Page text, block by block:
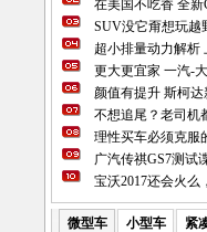
在美国不吃香 全新
SUV没它甭想玩越
超小排量动力解析
更大更宜家 一汽-
颜值有提升 斯柯
不想追尾？老司机
理性买车必须克服
广汽传祺GS7测试
宝沃2017还会火么
微型车 小型车 紧